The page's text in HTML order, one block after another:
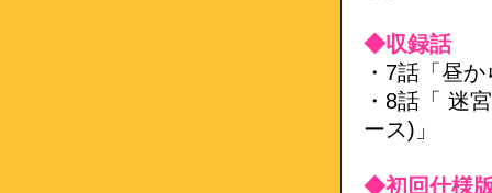
◆収録話
・7話「昼
・8話「 迷
ース)」
◆初回仕様